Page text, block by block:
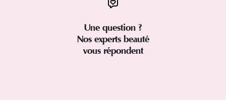
Une question ?
Nos experts beauté
vous répondent